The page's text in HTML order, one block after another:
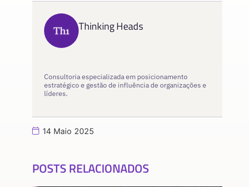
Thinking Heads
Consultoria especializada em posicionamento
estratégico e gestão de influência de organizações e
líderes.
14 Maio 2025
POSTS RELACIONADOS